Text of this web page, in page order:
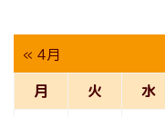
月
火 水
« 4月